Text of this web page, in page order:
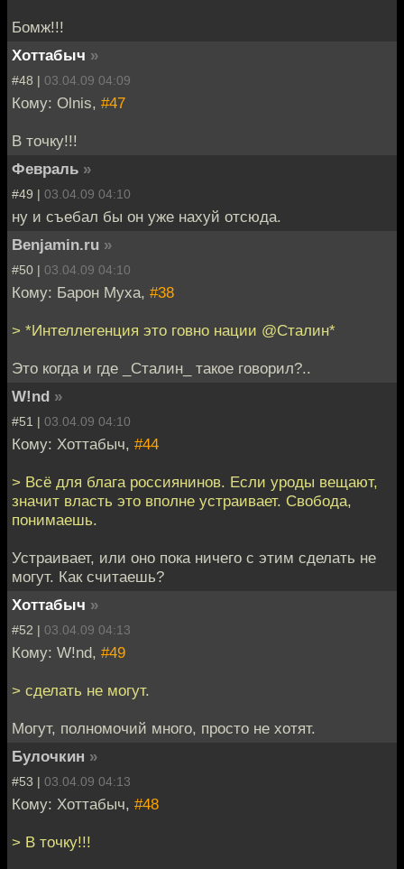
Бомж!!!
Хоттабыч »
#48 | 03.04.09 04:09
Кому: Olnis, #47
В точку!!!
Февраль »
#49 | 03.04.09 04:10
ну и съебал бы он уже нахуй отсюда.
Benjamin.ru »
#50 | 03.04.09 04:10
Кому: Барон Муха, #38
> *Интеллегенция это говно нации @Сталин*
Это когда и где _Сталин_ такое говорил?..
W!nd »
#51 | 03.04.09 04:10
Кому: Хоттабыч, #44
> Всё для блага россиянинов. Если уроды вещают,
значит власть это вполне устраивает. Свобода,
понимаешь.
Устраивает, или оно пока ничего с этим сделать не
могут. Как считаешь?
Хоттабыч »
#52 | 03.04.09 04:13
Кому: W!nd, #49
> сделать не могут.
Могут, полномочий много, просто не хотят.
Булочкин »
#53 | 03.04.09 04:13
Кому: Хоттабыч, #48
> В точку!!!